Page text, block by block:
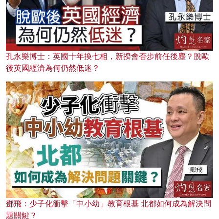
孔永樂博士：英國十年換七相，新揆會否步前任後塵？脫歐
後英國經濟為何仍然低迷？
鄧飛：少子化衝擊「中小幼」教育根基 北都如何成為解決問
題關鍵？